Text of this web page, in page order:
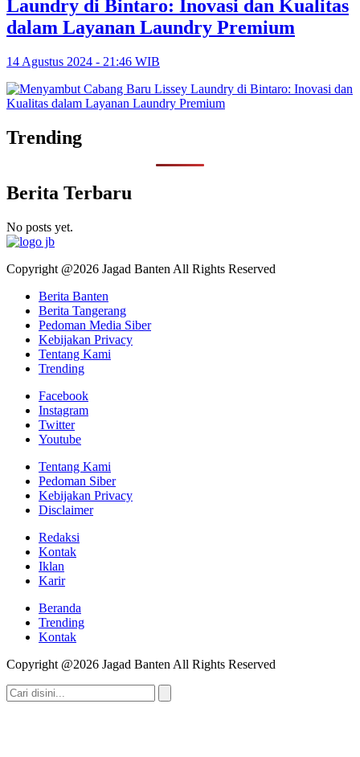
Laundry di Bintaro: Inovasi dan Kualitas
dalam Layanan Laundry Premium
14 Agustus 2024 - 21:46 WIB
Trending
Berita Terbaru
No posts yet.
Copyright @2026 Jagad Banten All Rights Reserved
Berita Banten
Berita Tangerang
Pedoman Media Siber
Kebijakan Privacy
Tentang Kami
Trending
Facebook
Instagram
Twitter
Youtube
Tentang Kami
Pedoman Siber
Kebijakan Privacy
Disclaimer
Redaksi
Kontak
Iklan
Karir
Beranda
Trending
Kontak
Copyright @2026 Jagad Banten All Rights Reserved